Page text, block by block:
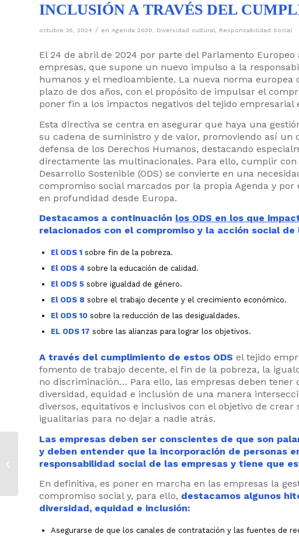
INCLUSIÓN A TRAVÉS DEL
octubre 25, 2024 / en Agenda 2030 Diversidad cultural Responsabilidad Social
El 24 de abril de 2024 por parte del Parlamento
empresas, que supone un nuevo impulso a la
humanos y el medioambiente. La nueva norma
plazo de dos años, con el propósito de impulsar el
poner fin a los impactos negativos del tejido
Esta directiva se centra en asegurar que haya una
su cadena de suministro y de valor, promoviendo así un
defensa de los Derechos Humanos, destacando
directamente las multinacionales. Para ello, cumplir con
Desarrollo Sostenible (ODS) se convierte en una
compromiso social marcados por la propia Agenda y
en profundidad desde Europa.
Destacamos a continuación los ODS en los que
relacionados con el compromiso y la acción social de
El ODS 1 sobre fin de la pobreza.
El ODS 4 sobre la educación de calidad.
El ODS 5 sobre igualdad de género.
El ODS 8 sobre el trabajo decente y el crecimiento económico.
El ODS 10 sobre la reducción de las desigualdades.
EL ODS 17 sobre las alianzas para lograr los objetivos.
A través del cumplimiento de estos ODS el tejido
fomento de trabajo decente, el fin de la pobreza, la
no discriminación… Para ello, las empresas deben
diversidad, equidad e inclusión de una manera
diversos, equitativos e inclusivos con el objetivo de
igualitarias para no dejar a nadie atrás.
Las empresas deben ser conscientes de que son
y deben entender que la incorporación de personas
responsabilidad social de las empresas y tiene que
En definitiva, es poner en marcha en las empresas la
compromiso social y, para ello, destacamos algunos
diversidad, equidad e inclusión:
Asegurarse de que los canales de contratación y las fuentes de
Diversidad cultural y
emprendimiento: el
papel crucial de las
mujeres en el...